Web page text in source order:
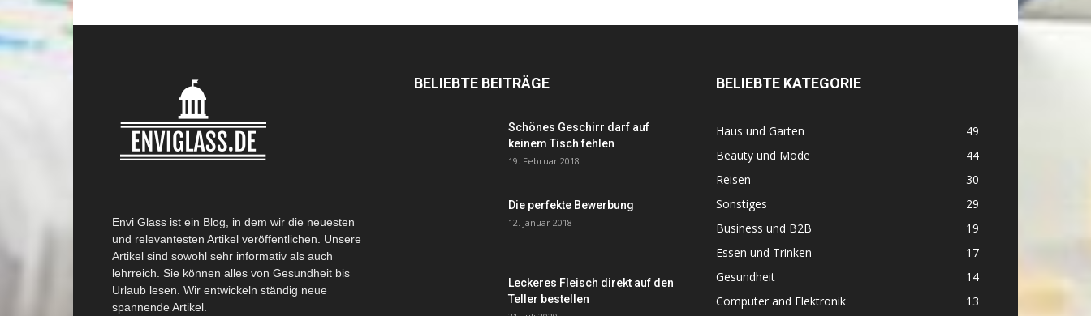
Envi Glass ist ein Blog, in dem wir die neuesten
und relevantesten Artikel veröffentlichen. Unsere
Artikel sind sowohl sehr informativ als auch
lehrreich. Sie können alles von Gesundheit bis
Urlaub lesen. Wir entwickeln ständig neue
spannende Artikel.
BELIEBTE BEITRÄGE
Schönes Geschirr darf auf
keinem Tisch fehlen
19. Februar 2018
Die perfekte Bewerbung
12. Januar 2018
Leckeres Fleisch direkt auf den
Teller bestellen
BELIEBTE KATEGORIE
Haus und Garten
49
Beauty und Mode
44
Reisen
30
Sonstiges
29
Business und B2B
19
Essen und Trinken
17
Gesundheit
14
Computer and Elektronik
13